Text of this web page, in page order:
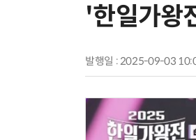
'한일가왕
발행일 : 2025-09-03